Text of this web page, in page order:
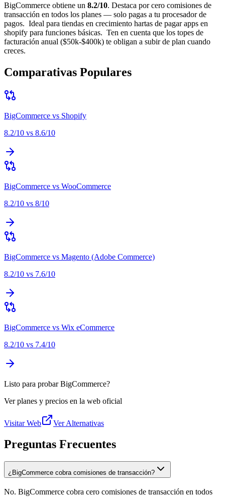
BigCommerce obtiene un 8.2/10. Destaca porcero comisiones de
transacción en todos los planes — solo pagas a tu procesador de
pagos. Ideal para tiendas en crecimiento hartas de pagar apps en
shopify para funciones básicas. Ten en cuenta que los topes de
facturación anual ($50k-$400k) te obligan a subir de plan cuando
creces.
Comparativas Populares
BigCommerce vs Shopify
8.2/10 vs 8.6/10
BigCommerce vs WooCommerce
8.2/10 vs 8/10
BigCommerce vs Magento (Adobe Commerce)
8.2/10 vs 7.6/10
BigCommerce vs Wix eCommerce
8.2/10 vs 7.4/10
Listo para probar BigCommerce?
Ver planes y precios en la web oficial
Visitar Web Ver Alternativas
Preguntas Frecuentes
¿BigCommerce cobra comisiones de transacción?
No. BigCommerce cobra cero comisiones de transacción en todos